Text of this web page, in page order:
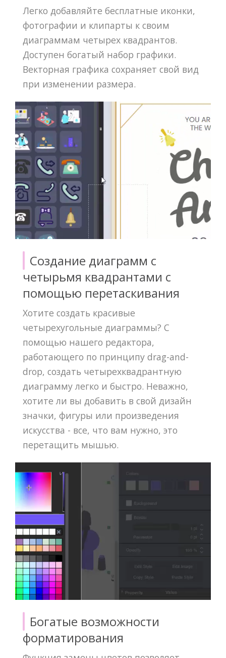
Легко добавляйте бесплатные иконки,
фотографии и клипарты к своим
диаграммам четырех квадрантов.
Доступен богатый набор графики.
Векторная графика сохраняет свой вид
при изменении размера.
Создание диаграмм с
четырьмя квадрантами с
помощью перетаскивания
Хотите создать красивые
четырехугольные диаграммы? С
помощью нашего редактора,
работающего по принципу drag-and-
drop, создать четырехквадрантную
диаграмму легко и быстро. Неважно,
хотите ли вы добавить в свой дизайн
значки, фигуры или произведения
искусства - все, что вам нужно, это
перетащить мышью.
Богатые возможности
форматирования